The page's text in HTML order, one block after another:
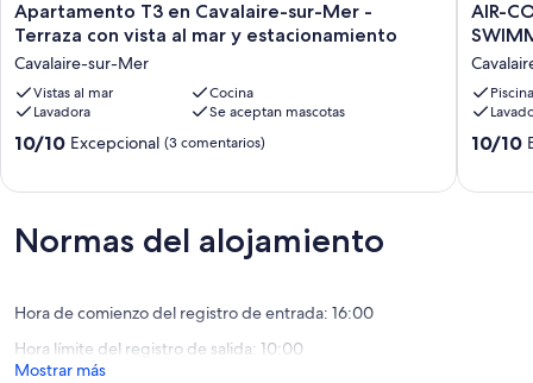
Apartamento
T3
Cavalaire-
sur-
Mer
-
Terraza
mar
Cavalaire-
Mer
Apartamento T3 en Cavalaire-sur-Mer -
Terraza con vista al mar y estacionamiento
Cavalaire-sur-Mer
Vistas al mar
Cocina
Lavadora
Se aceptan mascotas
10.0
(3 comentarios)
10/10 Excepcional (3 comentarios)
AIR-
WITH
POOL
IN
AIR-
Piscina
10.0
10/10
Normas del alojamiento
Hora de comienzo del registro de entrada: 16:00
Hora límite del registro de salida: 10:00
Mostrar más